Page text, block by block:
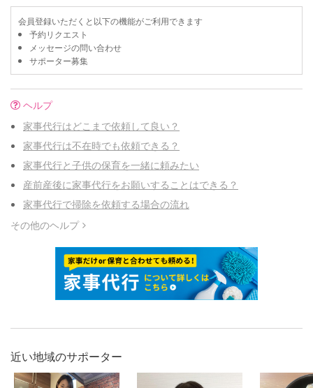
会員登録いただくと以下の機能がご利用できます
予約リクエスト
メッセージの問い合わせ
サポーター募集
ヘルプ
家事代行はどこまで依頼して良い？
家事代行は不在時でも依頼できる？
家事代行と子供の保育を一緒に頼みたい
産前産後に家事代行をお願いすることはできる？
家事代行で掃除を依頼する場合の流れ
その他のヘルプ
近い地域のサポーター